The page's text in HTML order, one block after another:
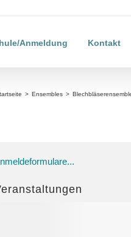
Anmeldung Kontakt
> Ensembles >